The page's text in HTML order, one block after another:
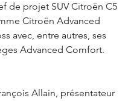
de projet SUV Citroën C5
Citroën Advanced
avec, entre autres, ses
Advanced Comfort.
Allain, présentateur